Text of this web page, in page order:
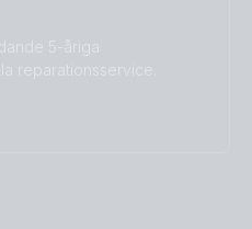
5-åriga
reparationsservice.